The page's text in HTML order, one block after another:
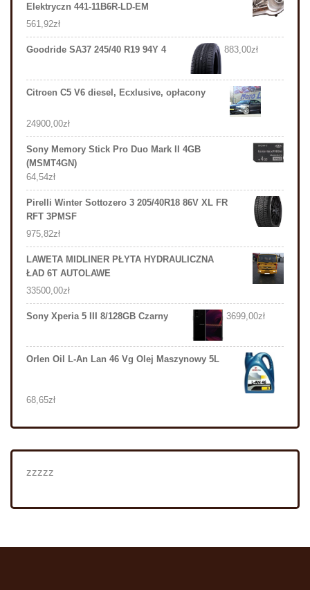
Elektryczn 441-11B6R-LD-EM
561,92zł
Goodride SA37 245/40 R19 94Y 4 883,00zł
Citroen C5 V6 diesel, Ecxlusive, opłacony
24900,00zł
Sony Memory Stick Pro Duo Mark II 4GB
(MSMT4GN)
64,54zł
Pirelli Winter Sottozero 3 205/40R18 86V XL FR
RFT 3PMSF
975,82zł
LAWETA MIDLINER PŁYTA HYDRAULICZNA
ŁAD 6T AUTOLAWE
33500,00zł
Sony Xperia 5 III 8/128GB Czarny 3699,00zł
Orlen Oil L-An Lan 46 Vg Olej Maszynowy 5L
68,65zł
zzzzz